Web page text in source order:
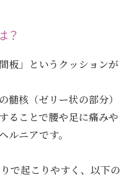
？
板」というクッションが
髄核（ゼリー状の部分）
ることで腰や足に痛みや
ルニアです。
で起こりやすく、以下の